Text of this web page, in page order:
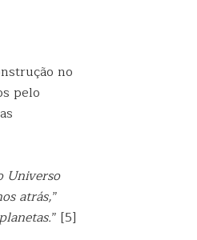
no
pelo
Universo
atrás,”
” [5]